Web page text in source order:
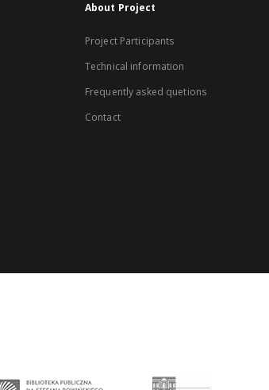
About Project
Project Participants
Technical information
Frequently asked quetions
Contact